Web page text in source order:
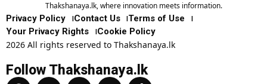
Thakshanaya.lk, where innovation meets information.
Privacy Policy Contact Us
Terms of Use
Your Privacy Rights
Cookie Policy
2026 All rights reserved to Thakshanaya.lk
Follow Thakshanaya.lk